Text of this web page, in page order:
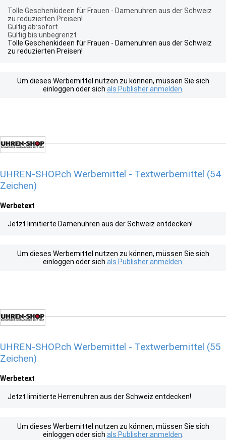
Tolle Geschenkideen für Frauen - Damenuhren aus der Schweiz
zu reduzierten Preisen!
Gültig ab:sofort
Gültig bis:unbegrenzt
Tolle Geschenkideen für Frauen - Damenuhren aus der Schweiz
zu reduzierten Preisen!
Um dieses Werbemittel nutzen zu können, müssen Sie sich
einloggen oder sich als Publisher anmelden
UHREN-SHOP.ch Werbemittel - Textwerbemittel (54
Zeichen)
Werbetext
Jetzt limitierte Damenuhren aus der Schweiz entdecken!
Um dieses Werbemittel nutzen zu können, müssen Sie sich
einloggen oder sich als Publisher anmelden
UHREN-SHOP.ch Werbemittel - Textwerbemittel (55
Zeichen)
Werbetext
Jetzt limitierte Herrenuhren aus der Schweiz entdecken!
Um dieses Werbemittel nutzen zu können, müssen Sie sich
einloggen oder sich als Publisher anmelden